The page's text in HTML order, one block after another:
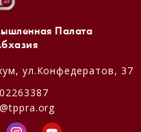
Палата
ул.Конфедератов, 37